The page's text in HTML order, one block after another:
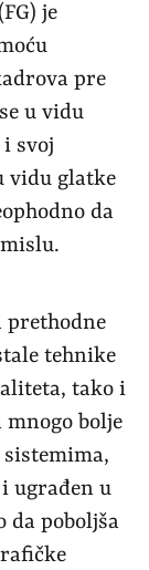
je
pre
u vidu
svoj
vidu glatke
da
prethodne
tehnike
tako i
bolje
ugrađen u
da poboljša